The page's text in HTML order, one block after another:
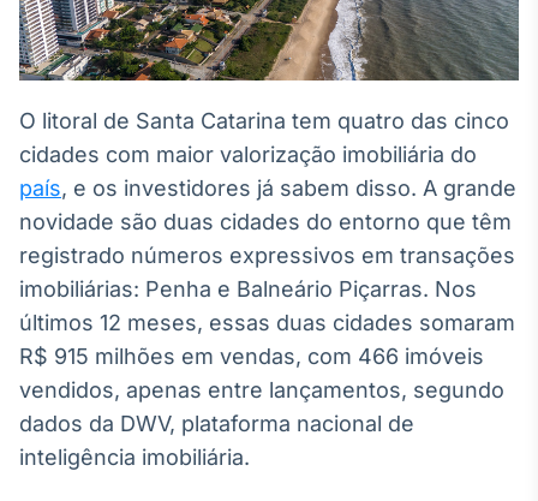
Broadcast
OTC
Plataforma para
ativos
Datafeed
APIs para
integração de
dados
Broadcast
Ticker
O litoral de Santa Catarina tem quatro das cinco
cidades com maior valorização imobiliária do
país, e os investidores já sabem disso. A grande
novidade são duas cidades do entorno que têm
registrado números expressivos em transações
imobiliárias: Penha e Balneário Piçarras. Nos
últimos 12 meses, essas duas cidades somaram
R$ 915 milhões em vendas, com 466 imóveis
vendidos, apenas entre lançamentos, segundo
dados da DWV, plataforma nacional de
inteligência imobiliária.